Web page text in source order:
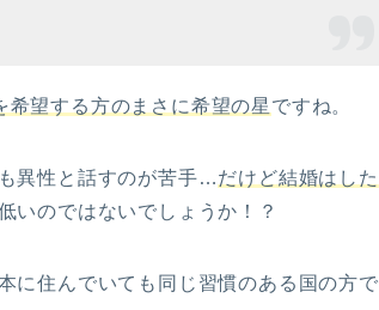
望する方のまさに希望の星 ですね。
異性と話すのが苦手…だけど結婚はした
いのではないでしょうか！？
に住んでいても同じ習慣のある国の方で